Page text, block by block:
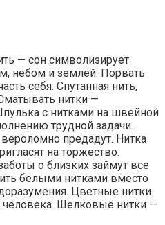
— сон символизирует
небом и землей. Порвать
себя. Спутанная нить,
нитки —
с нитками на швейной
трудной задачи.
предадут. Нитка
на торжество.
о близких займут все
белыми нитками вместо
Цветные нитки
человека. Шелковые нитки —